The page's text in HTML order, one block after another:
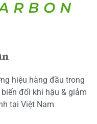
hiệu hàng đầu trong
đổi khí hậu & giảm
tại Việt Nam